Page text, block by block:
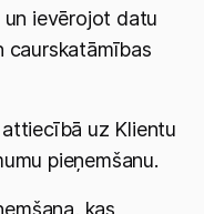
ievērojot datu
caurskatāmības
uz Klientu
pieņemšanu.
kas